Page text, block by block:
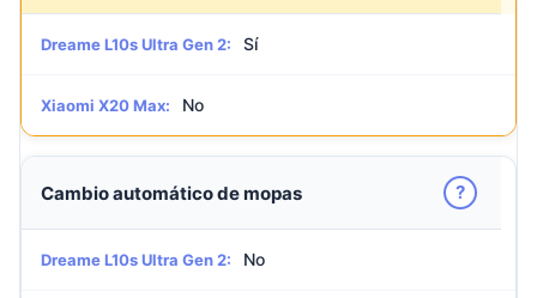
Dreame L10s Ultra Gen 2: Sí
Xiaomi X20 Max: No
Cambio automático de mopas ?
Dreame L10s Ultra Gen 2: No